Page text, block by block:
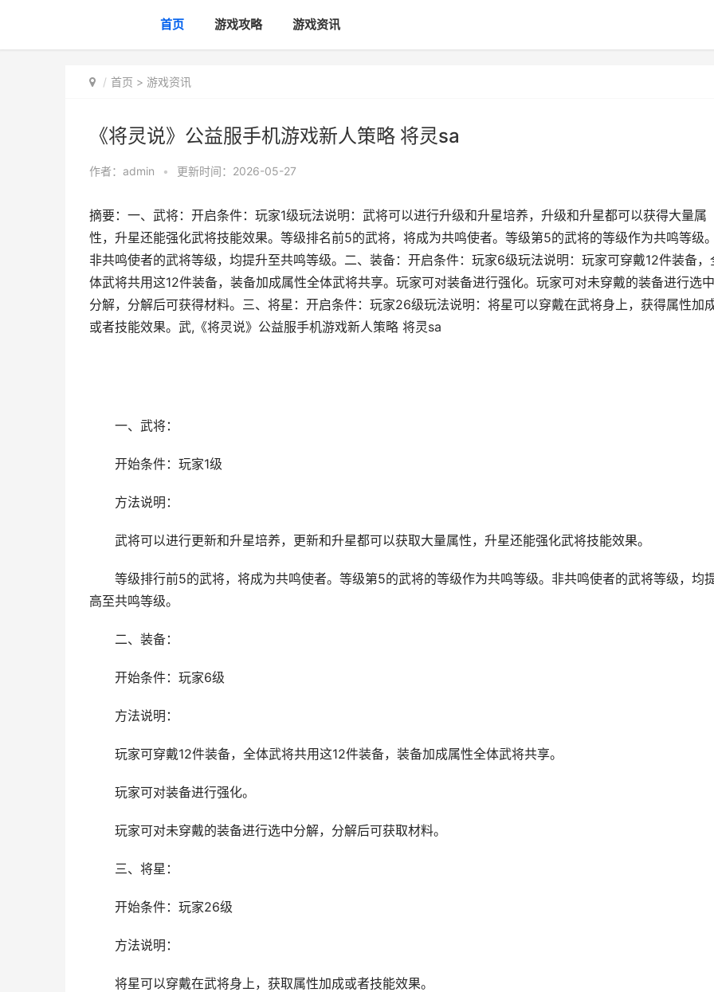
首页 游戏攻略 游戏资讯
首页 > 游戏资讯
《将灵说》公益服手机游戏新人策略 将灵sa
作者： admin • 更新时间：2026-05-27
摘要：一、武将：开启条件：玩家1级玩法说明：武将可以进行升级和升星培养，升级和升星都可以获得大量属
性，升星还能强化武将技能效果。等级排名前5的武将，将成为共鸣使者。等级第5的武将的等级作为共鸣等级
非共鸣使者的武将等级，均提升至共鸣等级。二、装备：开启条件：玩家6级玩法说明：玩家可穿戴12件装备，
体武将共用这12件装备，装备加成属性全体武将共享。玩家可对装备进行强化。玩家可对未穿戴的装备进行选中
分解，分解后可获得材料。三、将星：开启条件：玩家26级玩法说明：将星可以穿戴在武将身上，获得属性加
或者技能效果。武,《将灵说》公益服手机游戏新人策略 将灵sa
一、武将：
开始条件：玩家1级
方法说明：
武将可以进行更新和升星培养，更新和升星都可以获取大量属性，升星还能强化武将技能效果。
等级排行前5的武将，将成为共鸣使者。等级第5的武将的等级作为共鸣等级。非共鸣使者的武将等级，均
高至共鸣等级。
二、装备：
开始条件：玩家6级
方法说明：
玩家可穿戴12件装备，全体武将共用这12件装备，装备加成属性全体武将共享。
玩家可对装备进行强化。
玩家可对未穿戴的装备进行选中分解，分解后可获取材料。
三、将星：
开始条件：玩家26级
方法说明：
将星可以穿戴在武将身上，获取属性加成或者技能效果。